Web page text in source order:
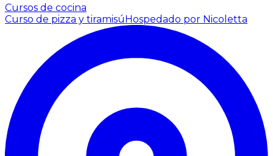
Cursos de cocina
Curso de pizza y tiramisúHospedado por Nicoletta